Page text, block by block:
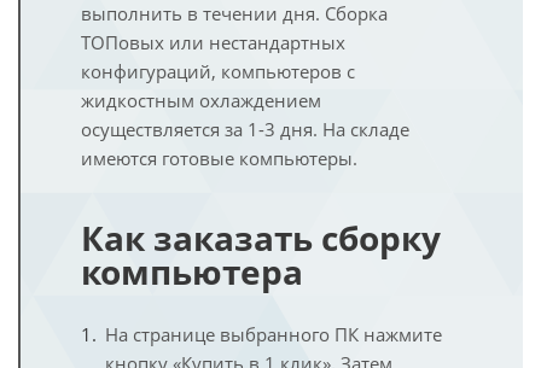
выполнить в течении дня. Сборка
ТОПовых или нестандартных
конфигураций, компьютеров с
жидкостным охлаждением
осуществляется за 1-3 дня. На складе
имеются готовые компьютеры.
Как заказать сборку
компьютера
На странице выбранного ПК нажмите
кнопку «Купить в 1 клик». Затем